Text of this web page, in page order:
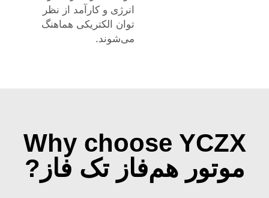
انرژی و کارآمد از نظر
توان الکتریکی هماهنگ
می‌شوند.
Why choose YCZX
موتور هم‌فاز تک فاز?